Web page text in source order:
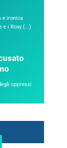
e ironica
e i Roxy (...)
oppressi